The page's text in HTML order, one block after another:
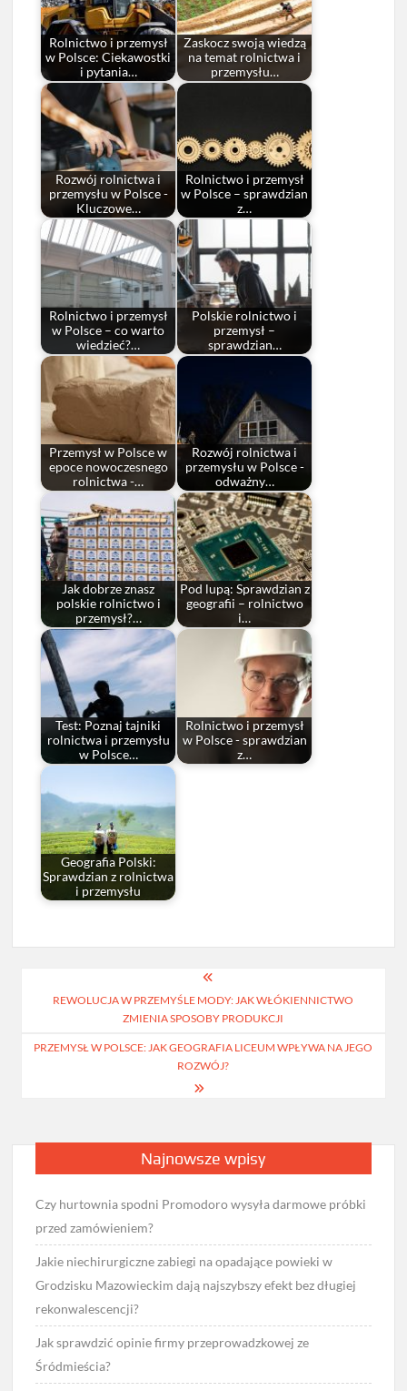
Rolnictwo i przemysł
w Polsce: Ciekawostki
i pytania…
Zaskocz swoją wiedzą
na temat rolnictwa i
przemysłu…
Rozwój rolnictwa i
przemysłu w Polsce -
Kluczowe…
Rolnictwo i przemysł
w Polsce – sprawdzian
z…
Rolnictwo i przemysł
w Polsce – co warto
wiedzieć?…
Polskie rolnictwo i
przemysł –
sprawdzian…
Przemysł w Polsce w
epoce nowoczesnego
rolnictwa -…
Rozwój rolnictwa i
przemysłu w Polsce -
odważny…
Jak dobrze znasz
polskie rolnictwo i
przemysł?…
Pod lupą: Sprawdzian z
geografii – rolnictwo
i…
Test: Poznaj tajniki
rolnictwa i przemysłu
w Polsce…
Rolnictwo i przemysł
w Polsce - sprawdzian
z…
Geografia Polski:
Sprawdzian z rolnictwa
i przemysłu
wpisuREWOLUCJA W PRZEMYŚLE MODY: JAK WŁÓKIENNICTWO
ZMIENIA SPOSOBY PRODUKCJI
PRZEMYSŁ W POLSCE: JAK GEOGRAFIA LICEUM WPŁYWA NA JEGO
ROZWÓJ?
Najnowsze wpisy
Czy hurtownia spodni Promodoro wysyła darmowe próbki
przed zamówieniem?
Jakie niechirurgiczne zabiegi na opadające powieki w
Grodzisku Mazowieckim dają najszybszy efekt bez długiej
rekonwalescencji?
Jak sprawdzić opinie firmy przeprowadzkowej ze
Śródmieścia?